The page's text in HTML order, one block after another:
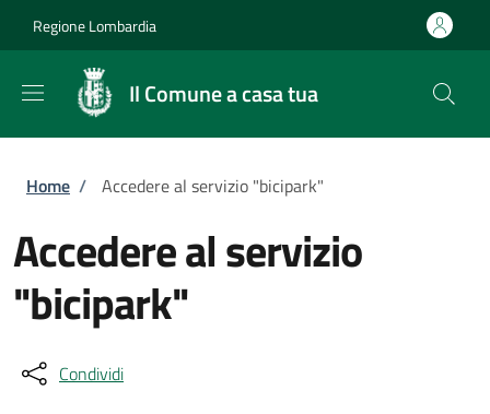
Regione Lombardia
Il Comune a casa tua
Briciole di pane
Home / Accedere al servizio "bicipark"
Accedere al servizio
"bicipark"
Condividi